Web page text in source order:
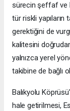
sürecin şeffaf ve
tür riskli yapıların
gerektiğini de
kalitesini
yalnızca yerel
takibine de bağlı
Balıkyolu
hale getirilmesi,